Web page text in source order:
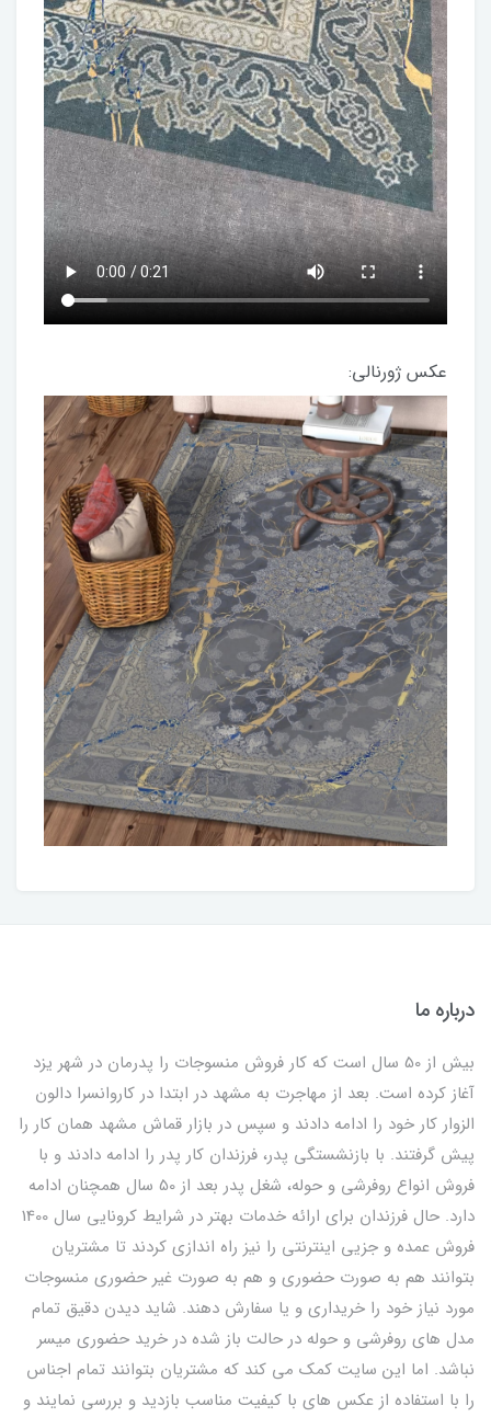
عکس ژورنالی:
درباره ما
بیش از 50 سال است که کار فروش منسوجات را پدرمان در شهر یزد
آغاز کرده است. بعد از مهاجرت به مشهد در ابتدا در کاروانسرا دالون
الزوار کار خود را ادامه دادند و سپس در بازار قماش مشهد همان کار را
پیش گرفتند. با بازنشستگی پدر، فرزندان کار پدر را ادامه دادند و با
فروش انواع روفرشی و حوله، شغل پدر بعد از 50 سال همچنان ادامه
دارد. حال فرزندان برای ارائه خدمات بهتر در شرایط کرونایی سال 1400
فروش عمده و جزیی اینترنتی را نیز راه اندازی کردند تا مشتریان
بتوانند هم به صورت حضوری و هم به صورت غیر حضوری منسوجات
مورد نیاز خود را خریداری و یا سفارش دهند. شاید دیدن دقیق تمام
مدل های روفرشی و حوله در حالت باز شده در خرید حضوری میسر
نباشد. اما این سایت کمک می کند که مشتریان بتوانند تمام اجناس
را با استفاده از عکس های با کیفیت مناسب بازدید و بررسی نمایند و